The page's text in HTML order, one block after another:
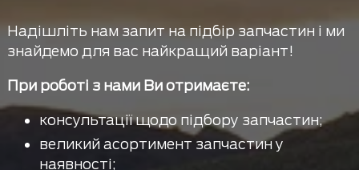
Надішліть нам запит на підбір запчастин і ми
знайдемо для вас найкращий варіант!
При роботі з нами Ви отримаєте:
консультації щодо підбору запчастин;
великий асортимент запчастин у
наявності;